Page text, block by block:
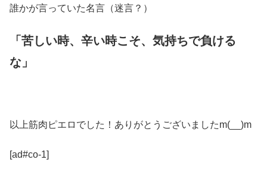
誰かが言っていた名言（迷言？）
「苦しい時、辛い時こそ、気持ちで負ける
な」
以上筋肉ピエロでした！ありがとうございましたm(__)m
[ad#co-1]